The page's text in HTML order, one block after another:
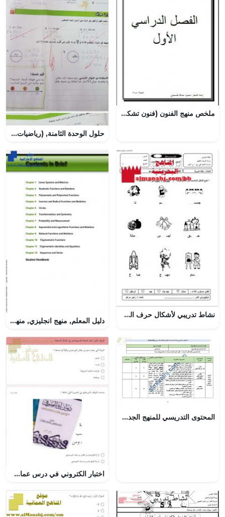
ملخص منهج الفنون (فنون تشكيلية) الثاني عشر
حلول الوحدة الثامنة, (رياضيات) السابع
نشاط تدريبي لأشكال حرف الراء بحركاته و مدوده (لغة عربية) الأول
دليل المعلم, منهج انجليزي, منهج انجليزي (رياضيات) العاشر المتقدم
المحتوى التدريسي للمنهج الجديد (اجتماعيات) الرابع
اختبار الكتروني في درس عمان في عصر البوسعيد نموذج ثان (هذا وطني) الثاني عشر